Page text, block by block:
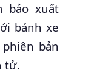
bảo xuất
bánh xe
bản
tử.